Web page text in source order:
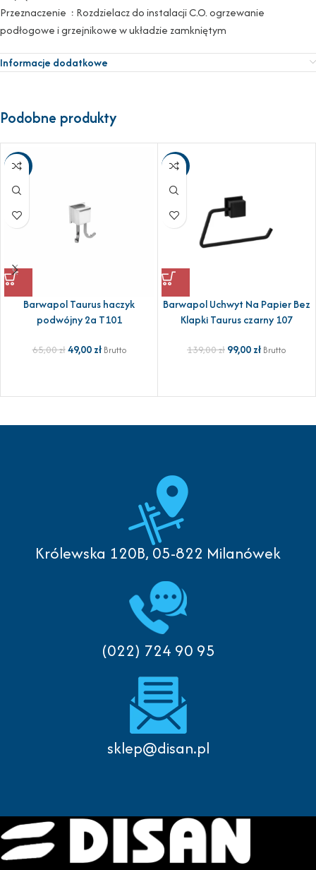
Przeznaczenie : Rozdzielacz do instalacji C.O. ogrzewanie
podłogowe i grzejnikowe w układzie zamkniętym
Informacje dodatkowe
Podobne produkty
-25%
Barwapol Taurus haczyk
podwójny 2a T101
65,00zł49,00zł Brutto
-29%
Barwapol Uchwyt Na Papier Bez
Klapki Taurus czarny 107
139,00zł 99,00zł Brutto
Królewska 120B, 05-822 Milanówek
(022) 724 90 95
sklep@disan.pl